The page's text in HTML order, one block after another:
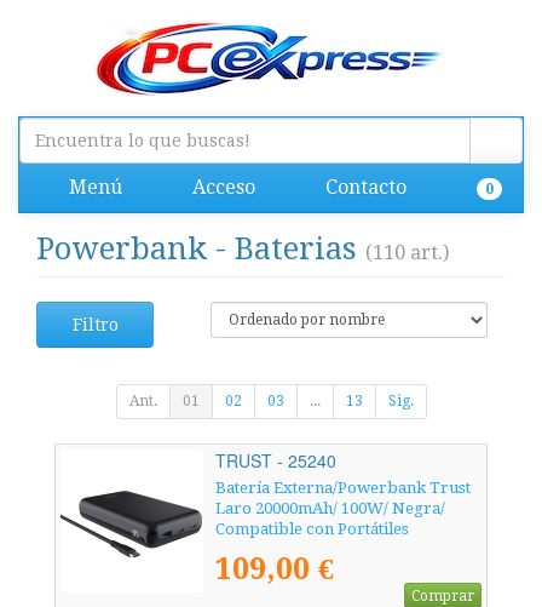
Menú Acceso Contacto 0
Powerbank - Baterias (110 art.)
Filtro
Ant. 01 02 03 ... 13 Sig.
TRUST - 25240
Batería Externa/Powerbank Trust
Laro 20000mAh/ 100W/ Negra/
Compatible con Portátiles
109,00 €
Comprar